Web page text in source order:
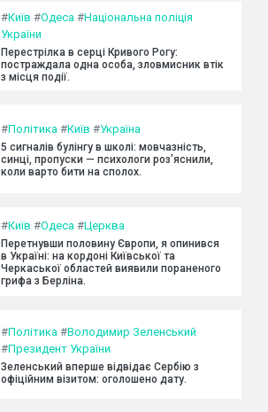
#Київ #Одеса #Національна поліція
України
Перестрілка в серці Кривого Рогу:
постраждала одна особа, зловмисник втік
з місця події.
#Політика #Київ #Україна
5 сигналів булінгу в школі: мовчазність,
синці, пропуски — психологи роз’яснили,
коли варто бити на сполох.
#Київ #Одеса #Церква
Перетнувши половину Європи, я опинився
в Україні: на кордоні Київської та
Черкаської областей виявили пораненого
грифа з Берліна.
#Політика #Володимир Зеленський
#Президент України
Зеленський вперше відвідає Сербію з
офіційним візитом: оголошено дату.